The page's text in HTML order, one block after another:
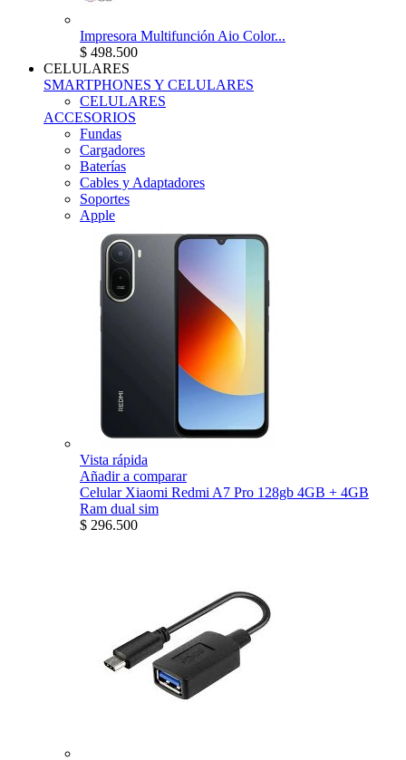
Impresora Multifunción Aio Color...
$ 498.500
CELULARES
SMARTPHONES Y CELULARES
CELULARES
ACCESORIOS
Fundas
Cargadores
Baterías
Cables y Adaptadores
Soportes
Apple
Vista rápida
Añadir a comparar
Celular Xiaomi Redmi A7 Pro 128gb 4GB + 4GB
Ram dual sim
$ 296.500